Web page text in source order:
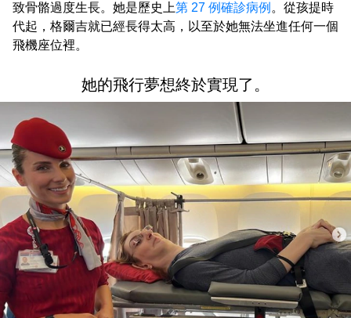
致骨骼過度生長。她是歷史上第 27 例確診病例 。從孩提時
代起，格爾吉就已經長得太高，以至於她無法坐進任何一個
飛機座位裡。
她的飛行夢想終於實現了。